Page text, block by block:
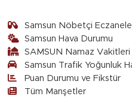
Samsun Nöbetçi
Samsun Hava Durumu
SAMSUN Namaz Vakitleri
Samsun Trafik Yoğunluk
Puan Durumu ve Fikstür
Tüm Manşetler